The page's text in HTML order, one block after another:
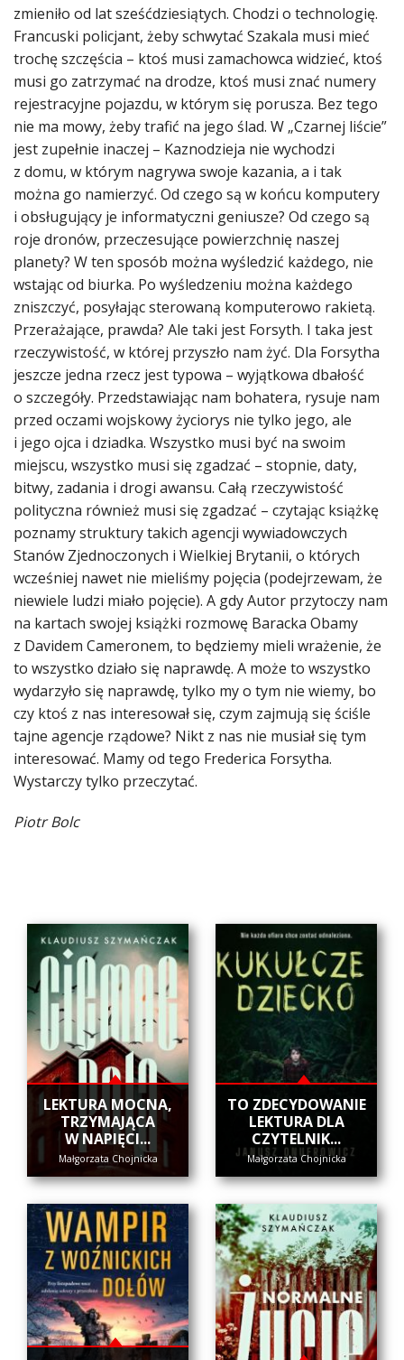
zmieniło od lat sześćdziesiątych. Chodzi o technologię.
Francuski policjant, żeby schwytać Szakala musi mieć
trochę szczęścia – ktoś musi zamachowca widzieć, ktoś
musi go zatrzymać na drodze, ktoś musi znać numery
rejestracyjne pojazdu, w którym się porusza. Bez tego
nie ma mowy, żeby trafić na jego ślad. W „Czarnej liście”
jest zupełnie inaczej – Kaznodzieja nie wychodzi
z domu, w którym nagrywa swoje kazania, a i tak
można go namierzyć. Od czego są w końcu komputery
i obsługujący je informatyczni geniusze? Od czego są
roje dronów, przeczesujące powierzchnię naszej
planety? W ten sposób można wyśledzić każdego, nie
wstając od biurka. Po wyśledzeniu można każdego
zniszczyć, posyłając sterowaną komputerowo rakietą.
Przerażające, prawda? Ale taki jest Forsyth. I taka jest
rzeczywistość, w której przyszło nam żyć. Dla Forsytha
jeszcze jedna rzecz jest typowa – wyjątkowa dbałość
o szczegóły. Przedstawiając nam bohatera, rysuje nam
przed oczami wojskowy życiorys nie tylko jego, ale
i jego ojca i dziadka. Wszystko musi być na swoim
miejscu, wszystko musi się zgadzać – stopnie, daty,
bitwy, zadania i drogi awansu. Całą rzeczywistość
polityczna również musi się zgadzać – czytając książkę
poznamy struktury takich agencji wywiadowczych
Stanów Zjednoczonych i Wielkiej Brytanii, o których
wcześniej nawet nie mieliśmy pojęcia (podejrzewam, że
niewiele ludzi miało pojęcie). A gdy Autor przytoczy nam
na kartach swojej książki rozmowę Baracka Obamy
z Davidem Cameronem, to będziemy mieli wrażenie, że
to wszystko działo się naprawdę. A może to wszystko
wydarzyło się naprawdę, tylko my o tym nie wiemy, bo
czy ktoś z nas interesował się, czym zajmują się ściśle
tajne agencje rządowe? Nikt z nas nie musiał się tym
interesować. Mamy od tego Frederica Forsytha.
Wystarczy tylko przeczytać.
Piotr Bolc
​LEKTURA MOCNA,
TRZYMAJĄCA
W NAPIĘCI...
Małgorzata Chojnicka
​TO ZDECYDOWANIE
LEKTURA DLA
CZYTELNIK...
Małgorzata Chojnicka